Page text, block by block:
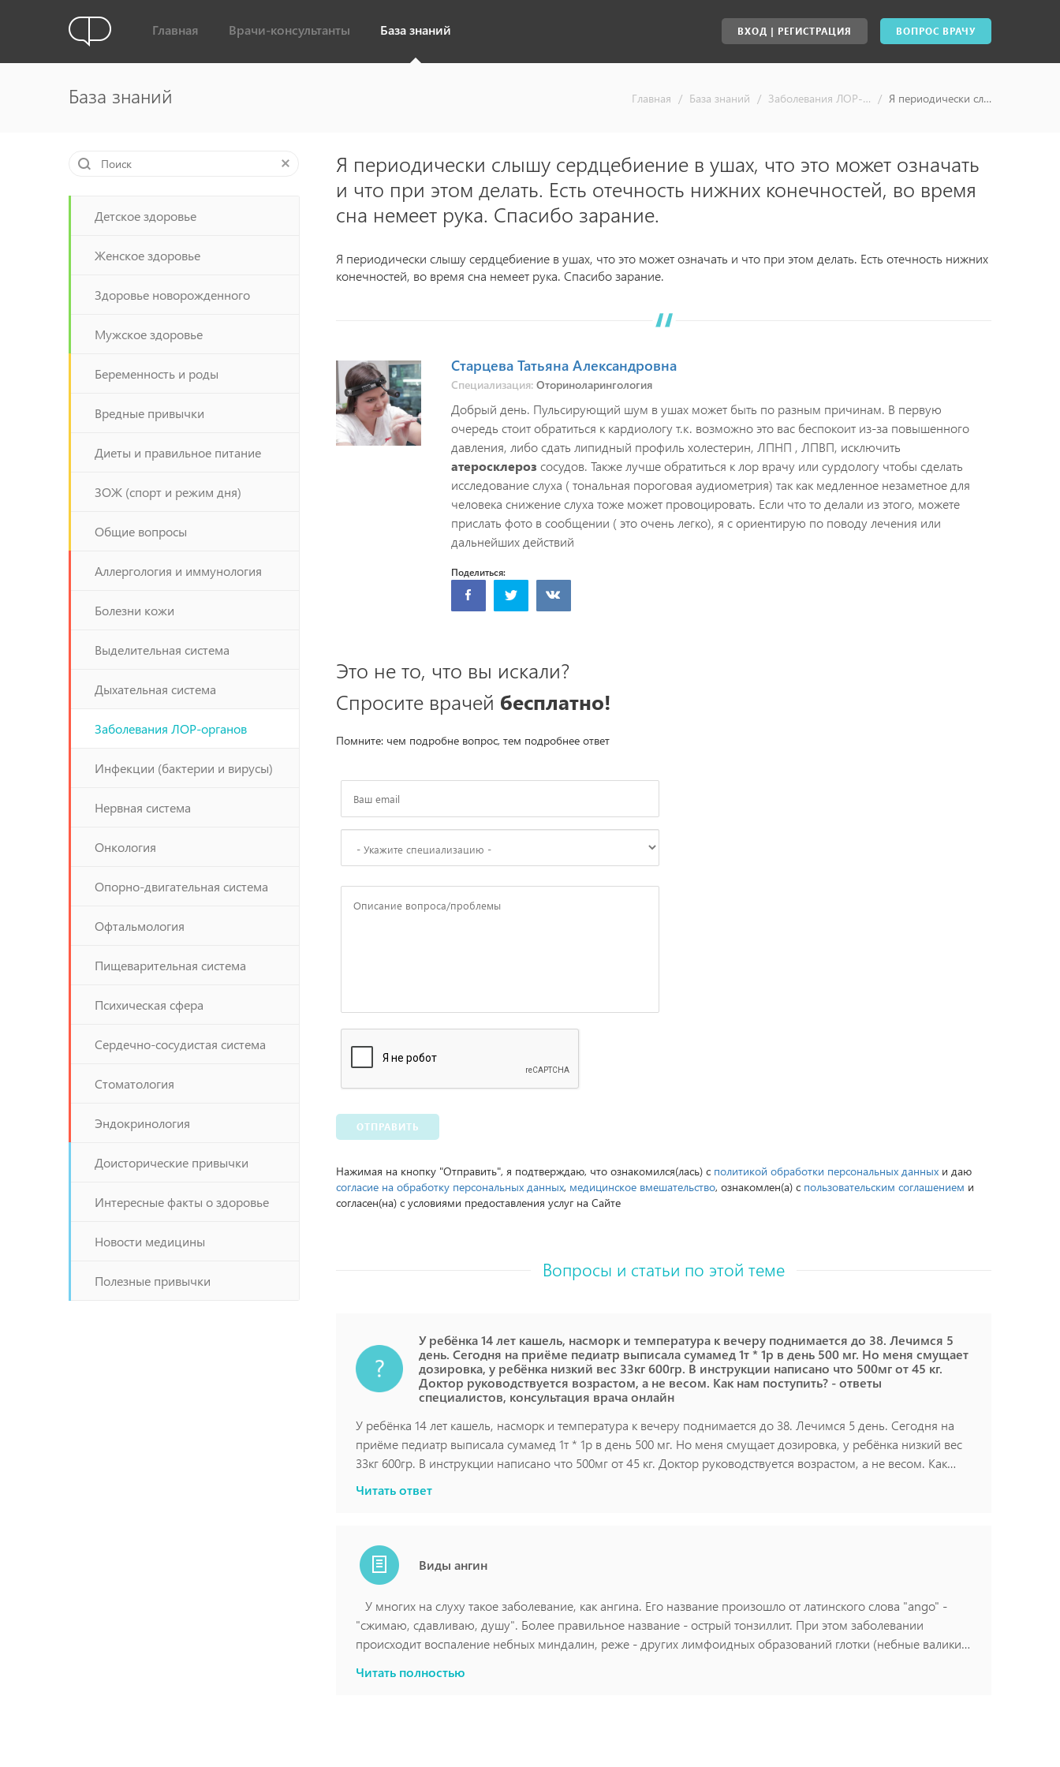
Главная Врачи-консультанты База знаний ВХОД | РЕГИСТРАЦИЯ ВОПРОС ВРАЧУ
База знаний Главная / База знаний / Заболевания ЛОР-органов / Я периодически слышу сердцебиение в ушах, что это может означать и что при этом делать. Есть отечность нижних конечностей, во время сна немеет рука. Спасибо зарание. - ответы специалистов, консультация врача онлайн
Я периодически слышу сердцебиение в ушах, что это может означать
и что при этом делать. Есть отечность нижних конечностей, во время
сна немеет рука. Спасибо зарание.
Я периодически слышу сердцебиение в ушах, что это может означать и что при этом делать. Есть отечность нижних
конечностей, во время сна немеет рука. Спасибо зарание.
Старцева Татьяна Александровна
Специализация: Оториноларингология
Добрый день. Пульсирующий шум в ушах может быть по разным причинам. В первую
очередь стоит обратиться к кардиологу т.к. возможно это вас беспокоит из-за повышенного
давления, либо сдать липидный профиль холестерин, ЛПНП , ЛПВП, исключить
атеросклероз сосудов. Также лучше обратиться к лор врачу или сурдологу чтобы сделать
исследование слуха ( тональная пороговая аудиометрия) так как медленное незаметное для
человека снижение слуха тоже может провоцировать. Если что то делали из этого, можете
прислать фото в сообщении ( это очень легко), я с ориентирую по поводу лечения или
дальнейших действий
Поделиться:
Это не то, что вы искали?
Спросите врачей бесплатно!
Помните: чем подробне вопрос, тем подробнее ответ
ОТПРАВИТЬ
Нажимая на кнопку "Отправить", я подтверждаю, что ознакомился(лась) с политикой обработки персональных данных и даю
согласие на обработку персональных данных, медицинское вмешательство, ознакомлен(а) с пользовательским соглашением и
согласен(на) с условиями предоставления услуг на Сайте
Вопросы и статьи по этой теме
У ребёнка 14 лет кашель, насморк и температура к вечеру поднимается до 38. Лечимся 5
день. Сегодня на приёме педиатр выписала сумамед 1т * 1р в день 500 мг. Но меня смущает
дозировка, у ребёнка низкий вес 33кг 600гр. В инструкции написано что 500мг от 45 кг.
Доктор руководствуется возрастом, а не весом. Как нам поступить? - ответы
специалистов, консультация врача онлайн
У ребёнка 14 лет кашель, насморк и температура к вечеру поднимается до 38. Лечимся 5 день. Сегодня на
приёме педиатр выписала сумамед 1т * 1р в день 500 мг. Но меня смущает дозировка, у ребёнка низкий вес
33кг 600гр. В инструкции написано что 500мг от 45 кг. Доктор руководствуется возрастом, а не весом. Как
Читать ответ
Виды ангин
У многих на слуху такое заболевание, как ангина. Его название произошло от латинского слова "ango" -
"сжимаю, сдавливаю, душу". Более правильное название - острый тонзиллит. При этом заболевании
происходит воспаление небных миндалин, реже - других лимфоидных образований глотки (небные валики,
различные вирусы, грибы рода Candida.
-Катаральная ангина - миндалины красные, увеличены.
Читать полностью
Детское здоровье
Женское здоровье
Здоровье новорожденного
Мужское здоровье
Беременность и роды
Вредные привычки
Диеты и правильное питание
ЗОЖ (спорт и режим дня)
Общие вопросы
Аллергология и иммунология
Болезни кожи
Выделительная система
Дыхательная система
Заболевания ЛОР-органов
Инфекции (бактерии и вирусы)
Нервная система
Онкология
Опорно-двигательная система
Офтальмология
Пищеварительная система
Психическая сфера
Сердечно-сосудистая система
Стоматология
Эндокринология
Доисторические привычки
Интересные факты о здоровье
Новости медицины
Полезные привычки